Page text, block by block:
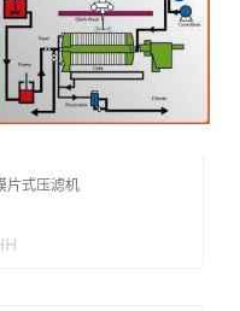
片式压滤机